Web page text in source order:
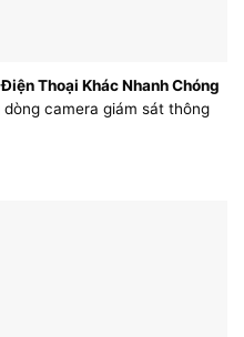
Thoại Khác Nhanh Chóng
camera giám sát thông